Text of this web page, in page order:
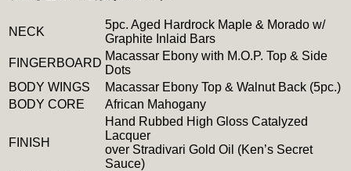
NECK
5pc. Aged Hardrock Maple & Morado w/
Graphite Inlaid Bars
FINGERBOARD
Macassar Ebony with M.O.P. Top & Side
Dots
BODY WINGS
Macassar Ebony Top & Walnut Back (5pc.)
BODY CORE
African Mahogany
FINISH
Hand Rubbed High Gloss Catalyzed
Lacquer
over Stradivari Gold Oil (Ken’s Secret
Sauce)